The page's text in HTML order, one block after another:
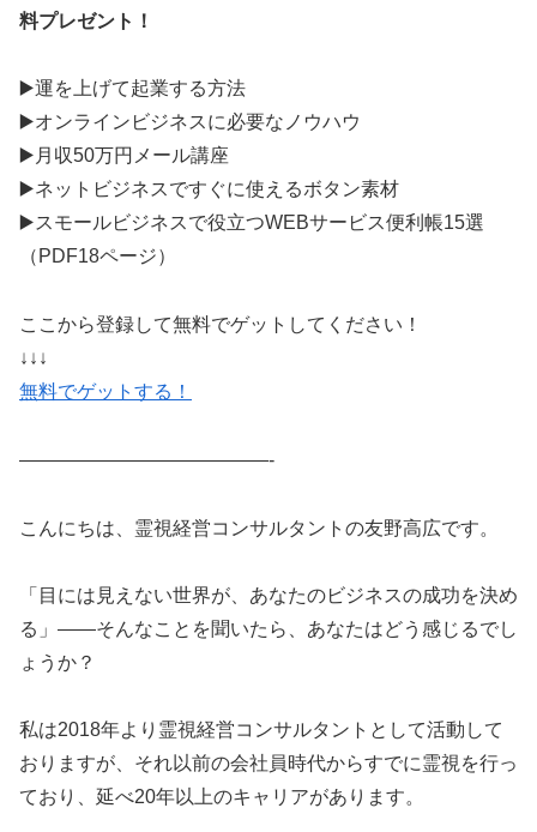
料プレゼント！
▶️運を上げて起業する方法
▶️オンラインビジネスに必要なノウハウ
▶️月収50万円メール講座
▶️ネットビジネスですぐに使えるボタン素材
▶️スモールビジネスで役立つWEBサービス便利帳15選
（PDF18ページ）
ここから登録して無料でゲットしてください！
↓↓↓
無料でゲットする！
—————————————-​
​こんにちは、霊視経営コンサルタントの友野高広です。
​「目には見えない世界が、あなたのビジネスの成功を決め
る」――そんなことを聞いたら、あなたはどう感じるでし
ょうか？
​私は2018年より霊視経営コンサルタントとして活動して
おりますが、それ以前の会社員時代からすでに霊視を行っ
ており、延べ20年以上のキャリアがあります。